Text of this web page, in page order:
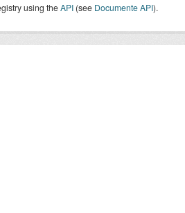
using theAPI (see Documente API).